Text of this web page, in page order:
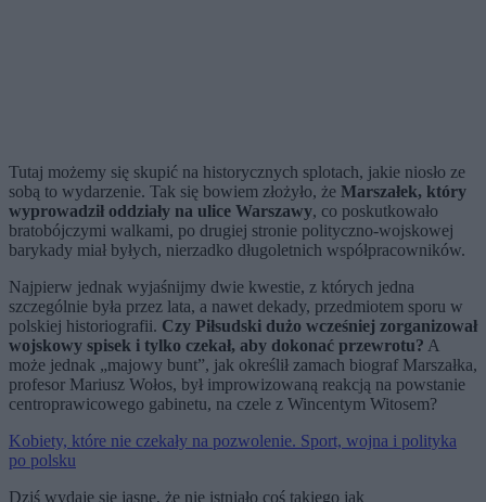
Tutaj możemy się skupić na historycznych splotach, jakie niosło ze
sobą to wydarzenie. Tak się bowiem złożyło, że Marszałek, który
wyprowadził oddziały na ulice Warszawy, co poskutkowało
bratobójczymi walkami, po drugiej stronie polityczno-wojskowej
barykady miał byłych, nierzadko długoletnich współpracowników.
Najpierw jednak wyjaśnijmy dwie kwestie, z których jedna
szczególnie była przez lata, a nawet dekady, przedmiotem sporu w
polskiej historiografii. Czy Piłsudski dużo wcześniej zorganizował
wojskowy spisek i tylko czekał, aby dokonać przewrotu? A
może jednak „majowy bunt”, jak określił zamach biograf Marszałka,
profesor Mariusz Wołos, był improwizowaną reakcją na powstanie
centroprawicowego gabinetu, na czele z Wincentym Witosem?
Kobiety, które nie czekały na pozwolenie. Sport, wojna i polityka
po polsku
Dziś wydaje się jasne, że nie istniało coś takiego jak